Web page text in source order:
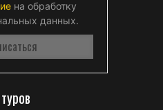
на обработку
данных.